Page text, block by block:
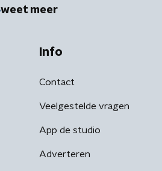
weet meer
Info
Contact
Veelgestelde vragen
App de studio
Adverteren